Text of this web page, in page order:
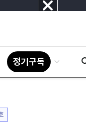
닫
정기구독